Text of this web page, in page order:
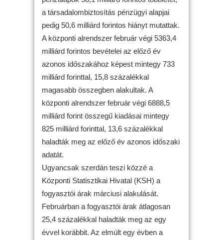
a társadalombiztosítás pénzügyi alapjai
pedig 50,6 milliárd forintos hiányt mutattak.
A központi alrendszer február végi 5363,4
milliárd forintos bevételei az előző év
azonos időszakához képest mintegy 733
milliárd forinttal, 15,8 százalékkal
magasabb összegben alakultak. A
központi alrendszer február végi 6888,5
milliárd forint összegű kiadásai mintegy
825 milliárd forinttal, 13,6 százalékkal
haladták meg az előző év azonos időszaki
adatát.
Ugyancsak szerdán teszi közzé a
Központi Statisztikai Hivatal (KSH) a
fogyasztói árak márciusi alakulását.
Februárban a fogyasztói árak átlagosan
25,4 százalékkal haladták meg az egy
évvel korábbit. Az elmúlt egy évben a